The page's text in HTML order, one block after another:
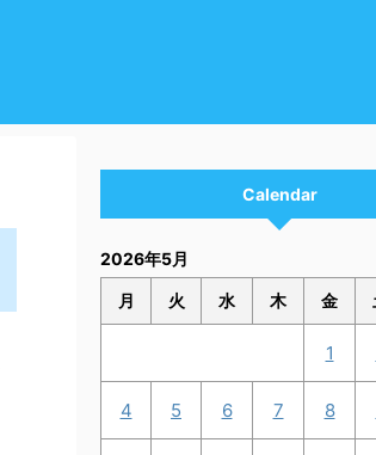
Calendar
2026年5月
月 火 水 木 金
1
4 5 6 7 8